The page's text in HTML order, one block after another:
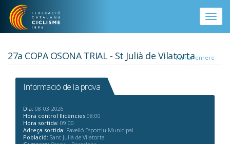
Vés al contingut
Toggle
27a COPA OSONA TRIAL - St Julià de Vilatorta
Informació de la prova
Dia: 08-03-2026
Hora control llicències:08:00
Hora sortida: 09:00
Adreça sortida: Pavelló Esportiu Municipal
Població: Sant Julià de Vilatorta
« Tornar enrere